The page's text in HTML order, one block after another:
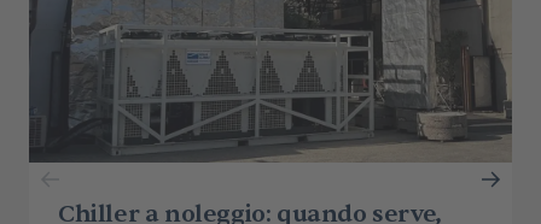
Chiller a noleggio: quando serve,